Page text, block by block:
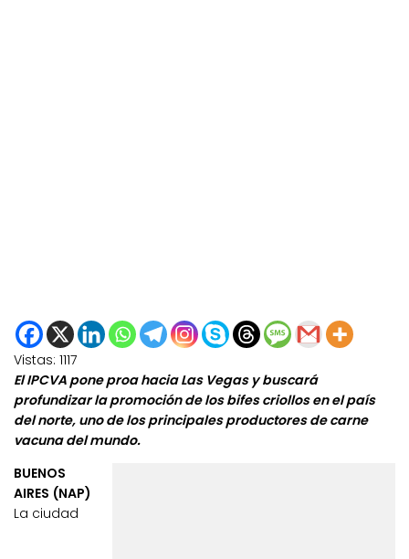
Vistas: 1117
El IPCVA pone proa hacia Las Vegas y buscará
profundizar la promoción de los bifes criollos en el país
del norte, uno de los principales productores de carne
vacuna del mundo.
BUENOS
AIRES (NAP)
La ciudad